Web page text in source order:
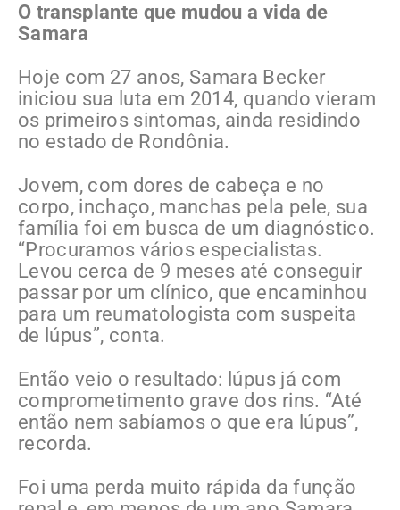
O transplante que mudou a vida de
Samara
Hoje com 27 anos, Samara Becker
iniciou sua luta em 2014, quando vieram
os primeiros sintomas, ainda residindo
no estado de Rondônia.
Jovem, com dores de cabeça e no
corpo, inchaço, manchas pela pele, sua
família foi em busca de um diagnóstico.
“Procuramos vários especialistas.
Levou cerca de 9 meses até conseguir
passar por um clínico, que encaminhou
para um reumatologista com suspeita
de lúpus”, conta.
Então veio o resultado: lúpus já com
comprometimento grave dos rins. “Até
então nem sabíamos o que era lúpus”,
recorda.
Foi uma perda muito rápida da função